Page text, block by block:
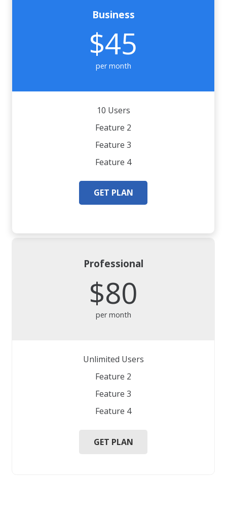
Business
$45
per month
10 Users
Feature 2
Feature 3
Feature 4
GET PLAN
Professional
$80
per month
Unlimited Users
Feature 2
Feature 3
Feature 4
GET PLAN